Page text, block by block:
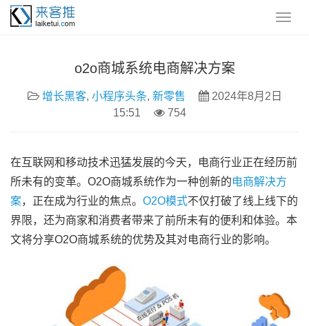
o2o商城系统电商解决方案
增长黑客, 小程序头条, 新零售
2024年8月2日
15:51
754
在互联网和移动技术迅猛发展的今天，电商行业正在经历前
所未有的变革。O2O商城系统作为一种创新的电商解决方
案，正在成为行业的焦点。 O2O模式不仅打破了线上线下的
界限，还为商家和消费者带来了前所未有的便利和体验。本
文将分享O2O商城系统的优势及其对电商行业的影响。